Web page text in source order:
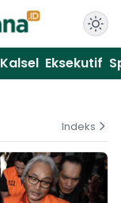
Kalsel Eksekutif
Indeks